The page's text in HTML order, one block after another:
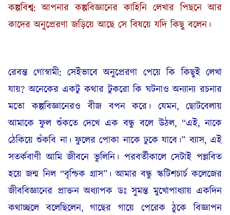
কল্পবিশ্ব: আপনার কল্পবিজ্ঞানের কাহিনি লেখার পিছনে আর
কাদের অনুপ্রেরণা জড়িয়ে আছে সে বিষয়ে যদি কিছু বলেন।
রেবন্ত গোস্বামী: সেইভাবে অনুপ্রেরণা পেয়ে কি কিছুই লেখা
যায়? অনেকের একটু কথার টুকরো কি ঘটনাও অন্যান্য রচনার
মতো কল্পবিজ্ঞানেরও বীজ বপন করে। যেমন, ছোটবেলায়
আমাকে ফুল শুঁকতে দেখে এক বন্ধু বলে উঠল, “এই, নাকে
ঠেকিয়ে শুঁকবি না। ফুলের পোকা নাকে ঢুকে যাবে।” ব্যাস, এই
সতর্কবাণী আমি জীবনে ভুলিনি। পরবর্তীকালে সেটাই পল্লবিত
হয়ে জন্ম নিল “বৃশ্চিক গ্রাস”। আমার বন্ধু স্কটিশচার্চ কলেজের
জীববিজ্ঞানের প্রাক্তন অধ্যাপক ডঃ সুমন্ত মুখোপাধ্যায় একদিন
কথাচ্ছলে বলেছিলেন, গাছের গায়ে পেরেক ঠুকে বিজ্ঞাপন